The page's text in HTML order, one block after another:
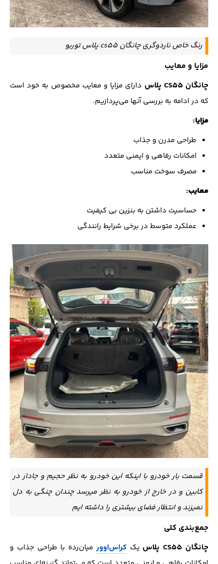
رنگ خاص ناردوگری چانگان cs55 پلاس توربو
مزایا و معایب
چانگان CS55 پلاس
دارای مزایا و معایب مخصوص به خود است
که در ادامه به بررسی آنها می‌پردازیم.
مزایا:
طراحی مدرن و جذاب
امکانات رفاهی و ایمنی متعدد
مصرف سوخت مناسب
معایب:
حساسیت داشتن به بنزین بی کیفیت
عملکرد متوسط در برخی شرایط رانندگی
قسمت بار خودرو با اینکه این خودرو به نظر حجیم و جادار در
کابین و در خارج از خودرو به نظر میرسد چندان چنگی به دل
نمیزند و انتظار فضای بیشتری را داشته ایم
جمع‌بندی کلی
چانگان CS55 پلاس
یککراس‌اوورمیان‌رده با طراحی جذاب و